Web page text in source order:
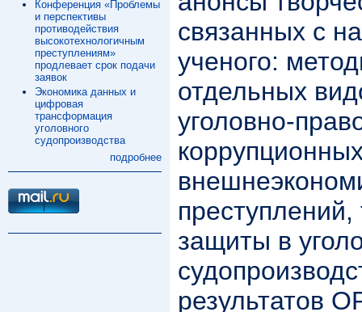
Конференция «Проблемы
и перспективы
противодействия
высокотехнологичным
преступлениям»
продлевает срок подачи
заявок
Экономика данных и
цифровая
трансформация
уголовного
судопроизводства
подробнее
связанных с
ученого:
отдельных
уголовно-
защиты в
результатов